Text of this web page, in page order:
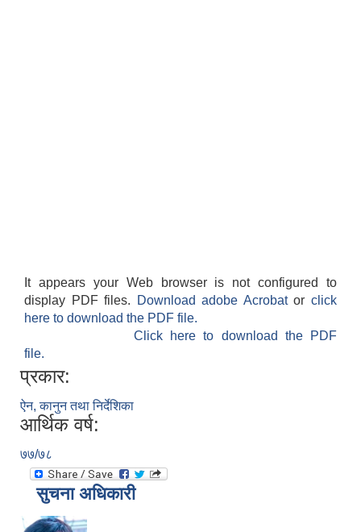
It appears your Web browser is not configured to
display PDF files.
Download adobe Acrobatorclick
here to download the PDF file.
Click here to download the PDF
file.
प्रकार:
ऐन, कानुन तथा निर्देशिका
आर्थिक वर्ष:
७७/७८
सुचना अधिकारी